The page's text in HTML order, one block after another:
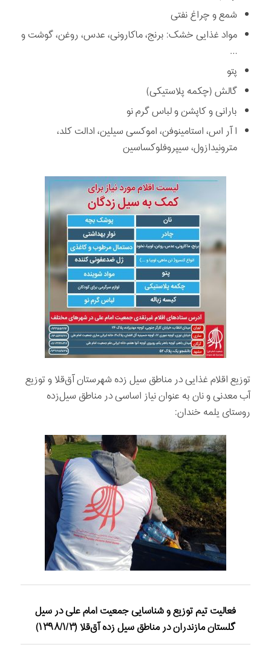
شمع و چراغ نفتی
مواد غذایی خشک: برنج، ماکارونی، عدس، روغن، گوشت و
…
پتو
گالش (چکمه پلاستیکی)
بارانی و کاپشن و لباس گرم نو
ا آر اس، استامینوفن، اموکسی سیلین، ادالت کلد،
مترونیدازول، سیپروفلوکساسین
توزيع اقلام غذايی در مناطق سيل زده شهرستان آق‌قلا و توزيع
آب معدنی و نان به عنوان نياز اساسی در مناطق سيل‌زده
روستای یلمه خندان:
فعاليت تيم توزیع و شناسايی جمعيت امام علی در سیل
گلستان مازندران در مناطق سيل زده آق‌قلا (۱۳۹۸/۱/۳)